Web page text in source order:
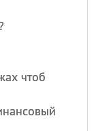
чтоб